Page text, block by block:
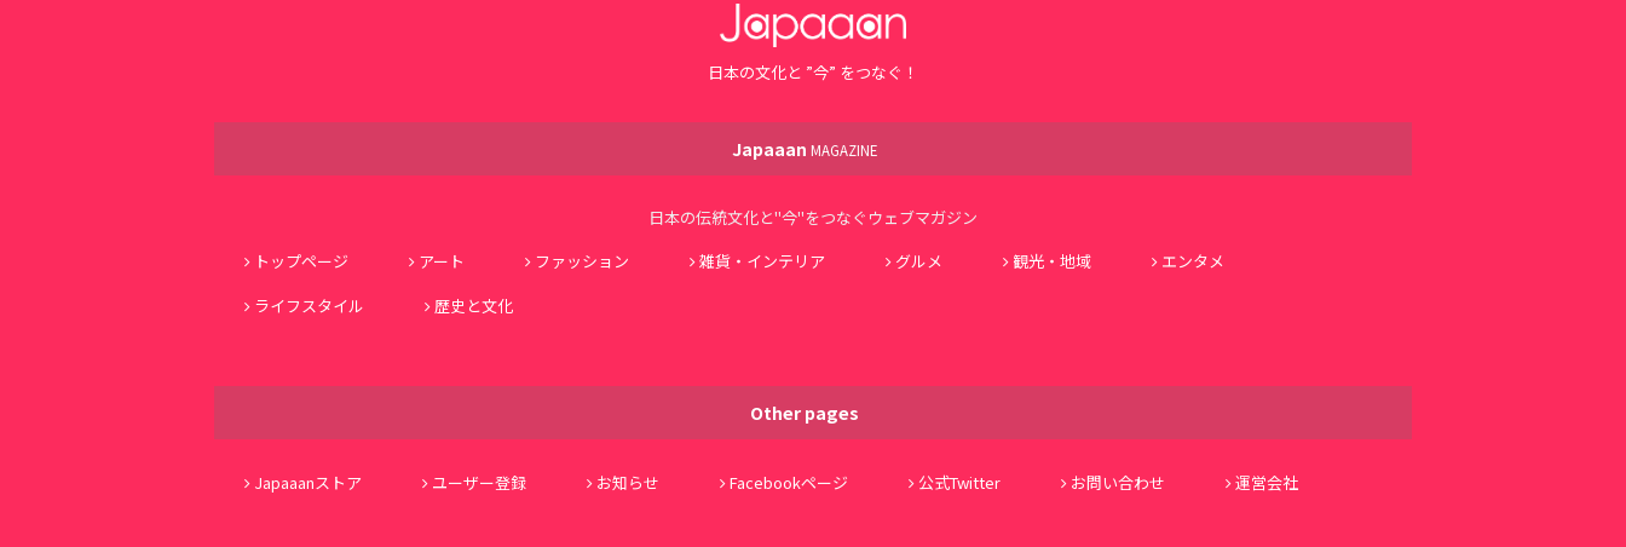
日本の文化と ”今” をつなぐ！
Japaaan MAGAZINE
日本の伝統文化と"今"をつなぐウェブマガジン
トップページ
アート ファッション 雑貨・インテリア グルメ 観光・地域
エンタメ
ライフスタイル
歴史と文化
Other pages
Japaaanストア ユーザー登録 お知らせ Facebookページ 公式Twitter お問い合わせ 運営会社